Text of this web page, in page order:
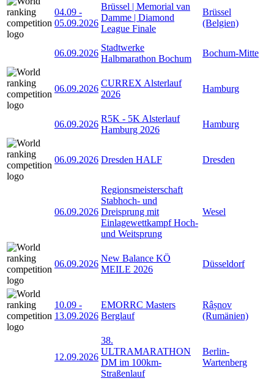
04.09 -
05.09.2026
Brüssel | Memorial van
Damme | Diamond
League Finale
Brüssel
(Belgien)
06.09.2026
Stadtwerke
Halbmarathon Bochum
Bochum-Mitte
06.09.2026
CURREX Alsterlauf
2026
Hamburg
06.09.2026
R5K - 5K Alsterlauf
Hamburg 2026
Hamburg
06.09.2026 Dresden HALF Dresden
06.09.2026
Regionsmeisterschaft
Stabhoch- und
Dreisprung mit
Einlagewettkampf Hoch-
und Weitsprung
Wesel
06.09.2026
New Balance KÖ
MEILE 2026
Düsseldorf
10.09 -
13.09.2026
EMORRC Masters
Berglauf
Râșnov
(Rumänien)
12.09.2026
38.
ULTRAMARATHON
DM im 100km-
Straßenlauf
Berlin-
Wartenberg